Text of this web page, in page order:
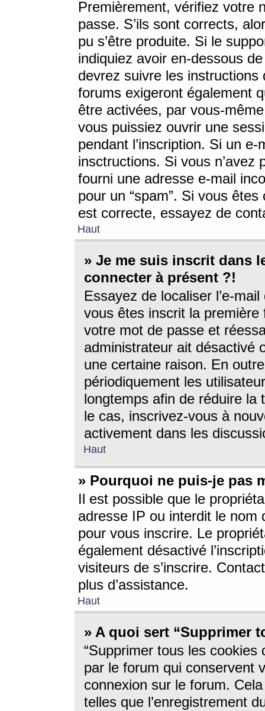
Premièrement, vérifiez votre
passe. S’ils sont corrects,
pu s’être produite. Si le
indiquiez avoir en-dessous
devrez suivre les
forums exigeront également
être activées, par vous-
vous puissiez ouvrir une
pendant l’inscription. Si un
insctructions. Si vous n’avez
fourni une adresse e-mail
pour un “spam”. Si vous
est correcte, essayez de
Haut
» Je me suis inscrit dans
connecter à présent ?!
Essayez de localiser l’e-
vous êtes inscrit la première
votre mot de passe et
administrateur ait désactivé
une certaine raison. En
périodiquement les
longtemps afin de réduire la
le cas, inscrivez-vous à
activement dans les
Haut
» Pourquoi ne puis-je pas
Il est possible que le
adresse IP ou interdit le nom
pour vous inscrire. Le
également désactivé
visiteurs de s’inscrire.
plus d’assistance.
Haut
» A quoi sert “Supprimer
“Supprimer tous les cookies
par le forum qui conservent
connexion sur le forum.
telles que l’enregistrement